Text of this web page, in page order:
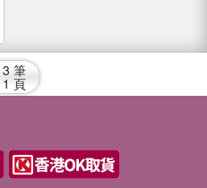
3 筆
1 頁